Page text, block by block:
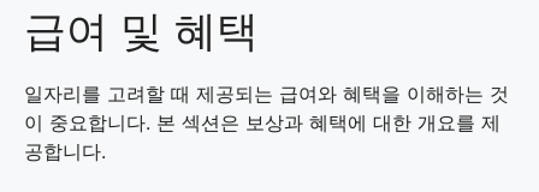
급여 및 혜택
일자리를 고려할 때 제공되는 급여와 혜택을 이해하는 것
이 중요합니다. 본 섹션은 보상과 혜택에 대한 개요를 제
공합니다.